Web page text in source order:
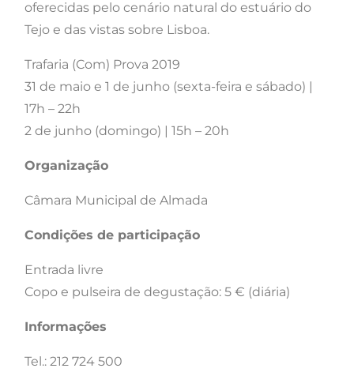
oferecidas pelo cenário natural do estuário do
Tejo e das vistas sobre Lisboa.
Trafaria (Com) Prova 2019
31 de maio e 1 de junho (sexta-feira e sábado) |
17h – 22h
2 de junho (domingo) | 15h – 20h
Organização
Câmara Municipal de Almada
Condições de participação
Entrada livre
Copo e pulseira de degustação: 5 € (diária)
Informações
Tel.: 212 724 500